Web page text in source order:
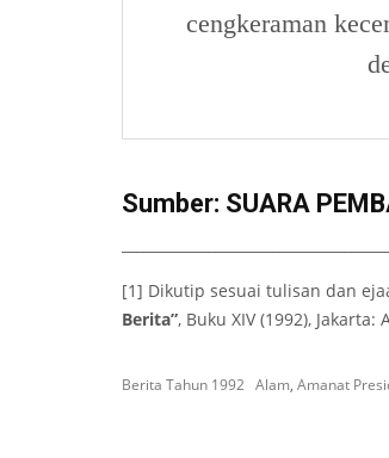
cengkeraman
Sumber: SUARA
[1] Dikutip sesuai tulisan dan
Berita”, Buku XIV (1992),
Berita Tahun 1992 Alam, Amanat